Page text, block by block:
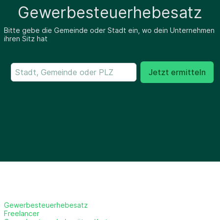
Gewerbesteuerhebesatz
Bitte gebe die Gemeinde oder Stadt ein, wo dein Unternehmen
ihren Sitz hat
Jetzt ermitteln
Gewerbesteuerhebesatz
Freelancer